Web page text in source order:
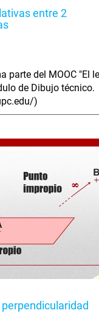
entre 2
parte del MOOC "El
de Dibujo técnico.
)